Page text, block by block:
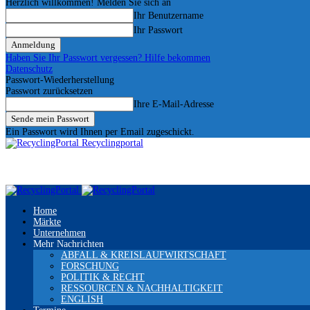
Herzlich willkommen! Melden Sie sich an
Ihr Benutzername
Ihr Passwort
Haben Sie Ihr Passwort vergessen? Hilfe bekommen
Datenschutz
Passwort-Wiederherstellung
Passwort zurücksetzen
Ihre E-Mail-Adresse
Ein Passwort wird Ihnen per Email zugeschickt.
Recyclingportal
Home
Märkte
Unternehmen
Mehr Nachrichten
ABFALL & KREISLAUFWIRTSCHAFT
FORSCHUNG
POLITIK & RECHT
RESSOURCEN & NACHHALTIGKEIT
ENGLISH